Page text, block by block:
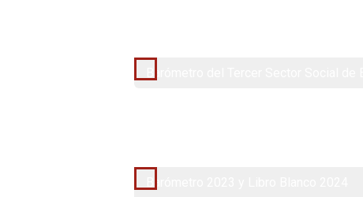
2021
2023